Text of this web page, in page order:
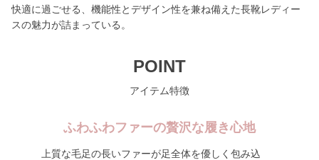
快適に過ごせる、機能性とデザイン性を兼ね備えた長靴レディー
スの魅力が詰まっている。
POINT
アイテム特徴
ふわふわファーの贅沢な履き心地
上質な毛足の長いファーが足全体を優しく包み込